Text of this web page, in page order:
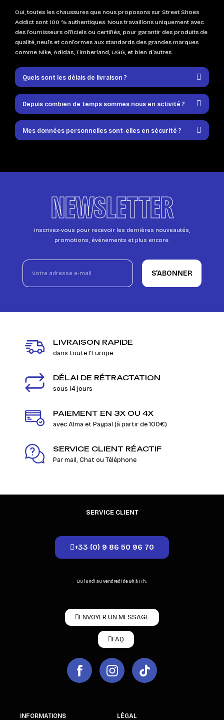
Oui, toutes les chaussures que nous proposons sur Street Shoes
Addict sont 100 % authentiques. Nous travaillons uniquement avec
des fournisseurs officiels ou certifiés, pour garantir des produits de
qualité, neufs et conformes aux standards des grandes marques
comme Nike, Adidas, Timberland, UGG, et bien d’autres.
Quels sont les délais de livraison ?
Depuis combien de temps sommes nous en activité ?
Mes données personnelles sont-elles en sécurité ?
NEWSLETTER
inscrivez-vous pour recevoir les dernières nouveautés,
promotions, événements et plus encore.
S’ABONNER
LIVRAISON RAPIDE
dans toute l'Europe
DÉLAI DE RÉTRACTATION
sous 14 jours
PAIEMENT EN 3X OU 4X
avec Alma et Paypal (à partir de 100€)
SERVICE CLIENT RÉACTIF
Par mail, Chat ou Téléphone
SERVICE CLIENT
+33 (0) 9 86 50 96 70
Du lundi au vendredi de 9h à 17h.
ENVOYER UN MESSAGE
FAQ
INFORMATIONS LÉGAL